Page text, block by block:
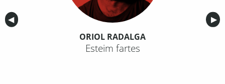
Anterior
◀︎ ▶︎
ORIOL RADALGA
Esteim fartes